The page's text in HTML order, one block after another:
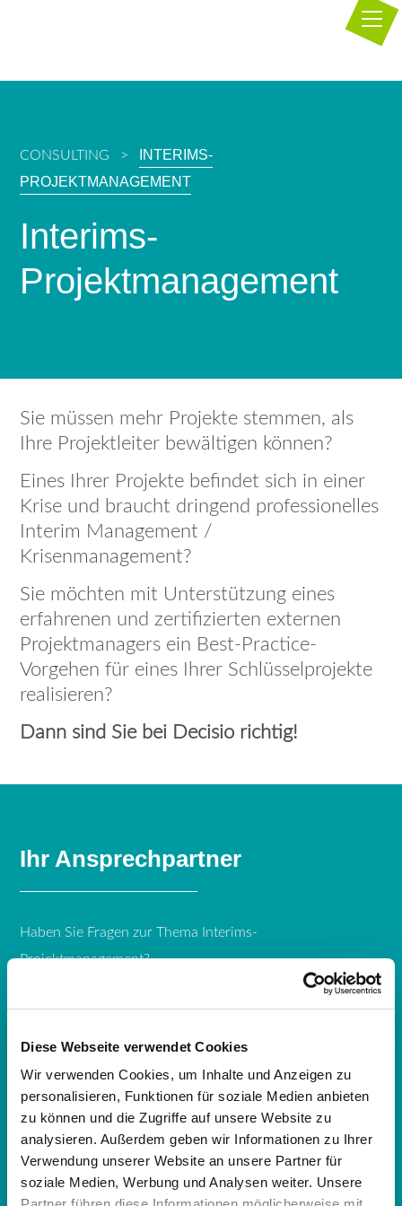
Diese Webseite verwendet Cookies
Wir verwenden Cookies, um Inhalte und Anzeigen zu
personalisieren, Funktionen für soziale Medien anbieten
zu können und die Zugriffe auf unsere Website zu
analysieren. Außerdem geben wir Informationen zu Ihrer
Verwendung unserer Website an unsere Partner für
soziale Medien, Werbung und Analysen weiter. Unsere
CONSULTING
INTERIMS-
PROJEKTMANAGEMENT
Interims-
Projektmanagement
Sie müssen mehr Projekte stemmen, als
Ihre Projektleiter bewältigen können?
Eines Ihrer Projekte befindet sich in einer
Krise und braucht dringend professionelles
Interim Management /
Krisenmanagement?
Sie möchten mit Unterstützung eines
erfahrenen und zertifizierten externen
Projektmanagers ein Best-Practice-
Vorgehen für eines Ihrer Schlüsselprojekte
realisieren?
Dann sind Sie bei Decisio richtig!
Ihr Ansprechpartner
Haben Sie Fragen zur Thema Interims-
Projektmanagement?
Unser Geschäftsführer, Walter Hüskes, hilft Ihnen gerne
freecall: 0800 DECISIO
Telefon: +49 (511) 56 86 55 - 00
Kontakt aufnehmen